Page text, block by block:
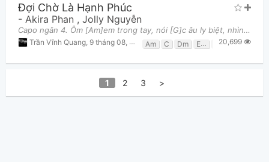
Đợi Chờ Là Hạnh Phúc
- Akira Phan , Jolly Nguyễn
Capo ngăn 4. Ôm [Am]em trong tay, nói [G]c âu ly biệt, nhìn em [F]k hóc trong lòng anh [C]đau nhói
Trần Vĩnh Quang 9 tháng 08, 2013 lúc 01:28am Am C Dm Em G
20,699
1 2 3 >